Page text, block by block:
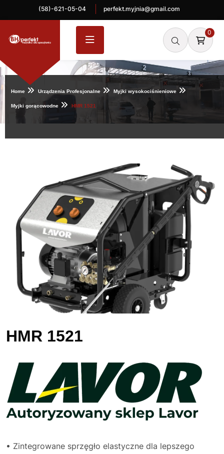
(58)-621-05-04 perfekt.myjnia@gmail.com
0
Home Urządzenia Profesjonalne Myjki wysokociśnieniowe
Myjki gorącowodne HMR 1521
HMR 1521
• Zintegrowane sprzęgło elastyczne dla lepszego